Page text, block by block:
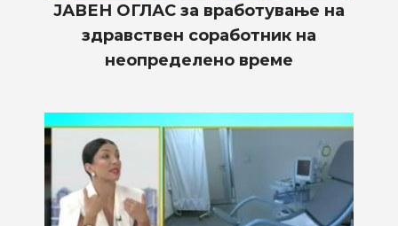
ЈАВЕН ОГЛАС за вработување на
здравствен соработник на
неопределено време